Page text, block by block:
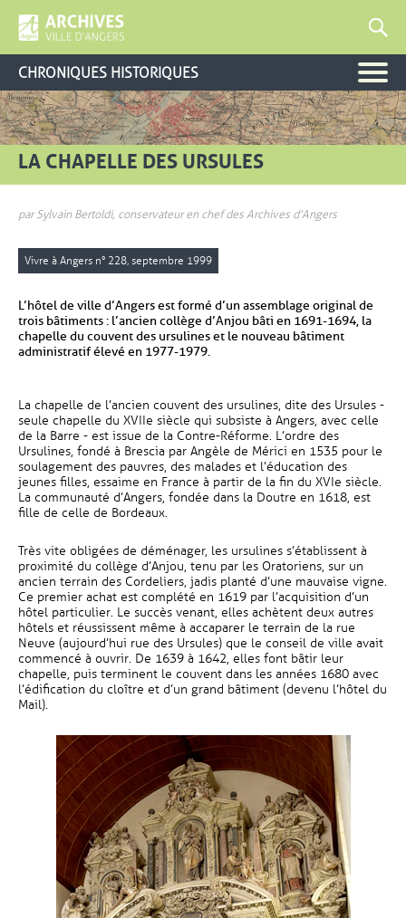
CHRONIQUES HISTORIQUES
LA CHAPELLE DES URSULES
par Sylvain Bertoldi, conservateur en chef des Archives d'Angers
Vivre à Angers n° 228, septembre 1999
L’hôtel de ville d’Angers est formé d’un assemblage original de
trois bâtiments : l’ancien collège d’Anjou bâti en 1691-1694, la
chapelle du couvent des ursulines et le nouveau bâtiment
administratif élevé en 1977-1979.
La chapelle de l’ancien couvent des ursulines, dite des Ursules -
seule chapelle du XVIIe siècle qui subsiste à Angers, avec celle
de la Barre - est issue de la Contre-Réforme. L’ordre des
Ursulines, fondé à Brescia par Angèle de Mérici en 1535 pour le
soulagement des pauvres, des malades et l’éducation des
jeunes filles, essaime en France à partir de la fin du XVIe siècle.
La communauté d’Angers, fondée dans la Doutre en 1618, est
fille de celle de Bordeaux.
Très vite obligées de déménager, les ursulines s’établissent à
proximité du collège d’Anjou, tenu par les Oratoriens, sur un
ancien terrain des Cordeliers, jadis planté d’une mauvaise vigne.
Ce premier achat est complété en 1619 par l’acquisition d’un
hôtel particulier. Le succès venant, elles achètent deux autres
hôtels et réussissent même à accaparer le terrain de la rue
Neuve (aujourd’hui rue des Ursules) que le conseil de ville avait
commencé à ouvrir. De 1639 à 1642, elles font bâtir leur
chapelle, puis terminent le couvent dans les années 1680 avec
l’édification du cloître et d’un grand bâtiment (devenu l’hôtel du
Mail).